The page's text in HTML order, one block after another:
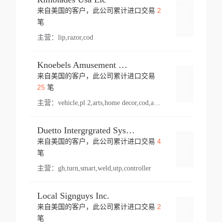
来自美国的客户，此公司累计进口交易 2
笔
主营： lip,razor,cod
Knoebels Amusement Resort
来自美国的客户，此公司累计进口交易
25笔
主营： vehicle,pl 2,arts,home decor,cod,amusement ride,sea
Duetto Intergrgrated Systems Inc.
来自美国的客户，此公司累计进口交易 4
笔
主营： gh,turn,smart,weld,utp,controller
Local Signguys Inc.
来自美国的客户，此公司累计进口交易 2
笔